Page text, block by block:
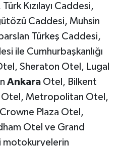
Kızılayı Caddesi,
Caddesi, Muhsin
Türkeş Caddesi,
ile Cumhurbaşkanlığı
Sheraton Otel, Lugal
AnkaraOtel, Bilkent
Metropolitan Otel,
Plaza Otel,
Otel ve Grand
motokuryelerin